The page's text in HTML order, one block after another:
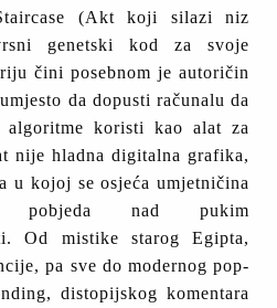
(Akt koji silazi niz
genetski kod za svoje
čini posebnom je autoričin
da dopusti računalu da
algoritme koristi kao alat za
nije hladna digitalna grafika,
u kojoj se osjeća umjetničina
nad pukim
Od mistike starog Egipta,
pa sve do modernog pop-
distopijskog komentara